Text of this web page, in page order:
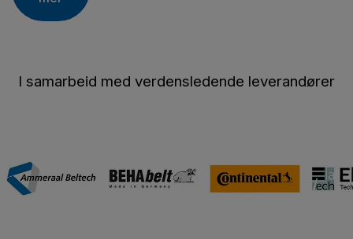
I samarbeid med verdensledende leverandører